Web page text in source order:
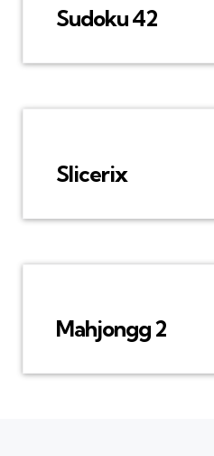
Sudoku 42
Slicerix
Mahjongg 2